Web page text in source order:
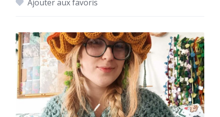
Ajouter aux favoris